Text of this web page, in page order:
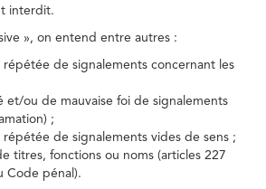
interdit.
», on entend entre autres :
répétée de signalements concernant les
et/ou de mauvaise foi de signalements
;
répétée de signalements vides de sens ;
titres, fonctions ou noms (articles 227
Code pénal).